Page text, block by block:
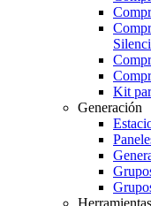
Kit
Generación